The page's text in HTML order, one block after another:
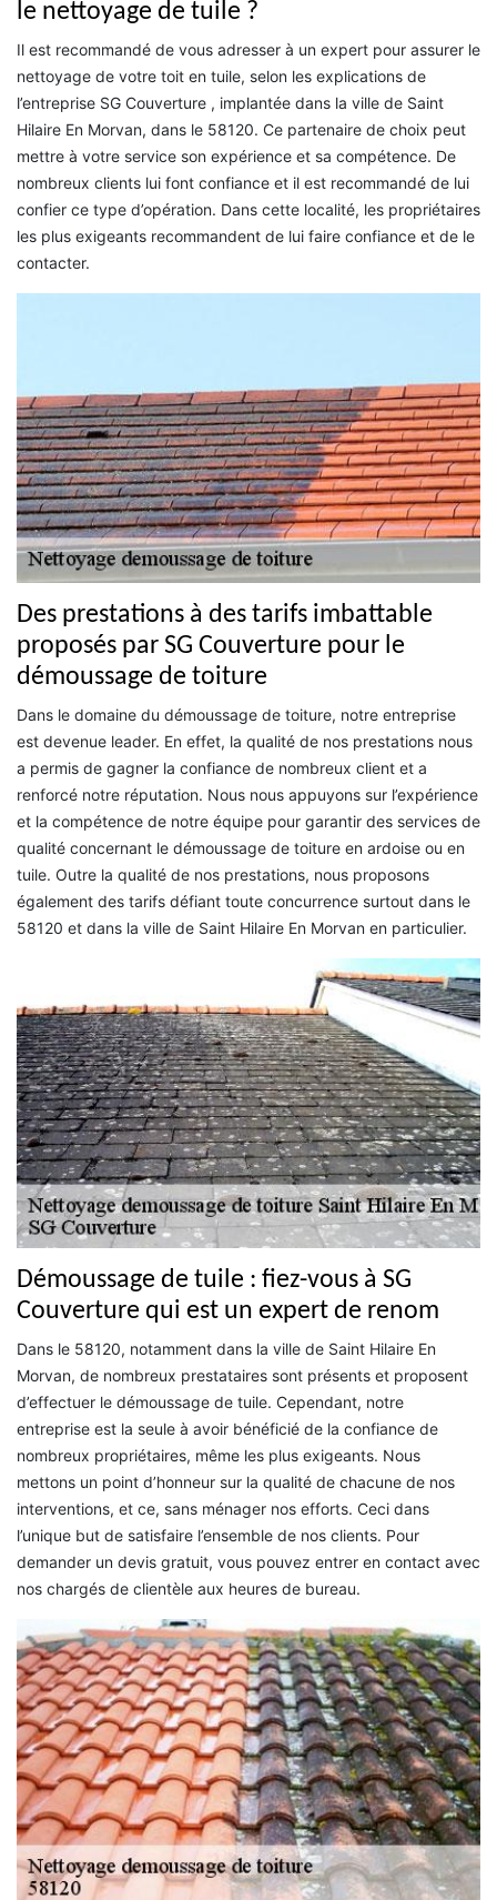
le nettoyage de tuile ?
Il est recommandé de vous adresser à un expert pour assurer le
nettoyage de votre toit en tuile, selon les explications de
l’entreprise SG Couverture , implantée dans la ville de Saint
Hilaire En Morvan, dans le 58120. Ce partenaire de choix peut
mettre à votre service son expérience et sa compétence. De
nombreux clients lui font confiance et il est recommandé de lui
confier ce type d’opération. Dans cette localité, les propriétaires
les plus exigeants recommandent de lui faire confiance et de le
contacter.
Des prestations à des tarifs imbattable
proposés par SG Couverture pour le
démoussage de toiture
Dans le domaine du démoussage de toiture, notre entreprise
est devenue leader. En effet, la qualité de nos prestations nous
a permis de gagner la confiance de nombreux client et a
renforcé notre réputation. Nous nous appuyons sur l’expérience
et la compétence de notre équipe pour garantir des services de
qualité concernant le démoussage de toiture en ardoise ou en
tuile. Outre la qualité de nos prestations, nous proposons
également des tarifs défiant toute concurrence surtout dans le
58120 et dans la ville de Saint Hilaire En Morvan en particulier.
Démoussage de tuile : fiez-vous à SG
Couverture qui est un expert de renom
Dans le 58120, notamment dans la ville de Saint Hilaire En
Morvan, de nombreux prestataires sont présents et proposent
d’effectuer le démoussage de tuile. Cependant, notre
entreprise est la seule à avoir bénéficié de la confiance de
nombreux propriétaires, même les plus exigeants. Nous
mettons un point d’honneur sur la qualité de chacune de nos
interventions, et ce, sans ménager nos efforts. Ceci dans
l’unique but de satisfaire l’ensemble de nos clients. Pour
demander un devis gratuit, vous pouvez entrer en contact avec
nos chargés de clientèle aux heures de bureau.